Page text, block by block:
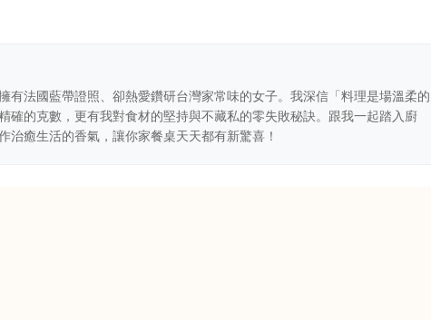
有法國藍帶證照、卻熱愛鑽研台灣家常味的女子。我深信「料理是場溫柔的
確的克數，更有我對食材的堅持與不藏私的零失敗秘訣。跟我一起踏入廚
治癒生活的香氣，讓你家餐桌天天都有新驚喜！